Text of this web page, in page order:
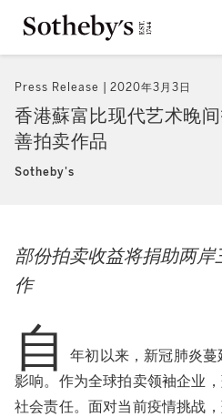
Press Release 2020年3月3日
香港蘇富比现代艺术晚
善拍卖作品
Sotheby's
部份拍卖收益将捐助两
作
自
年初以来，新冠肺炎
影响。作为全球拍卖领袖企业
社会责任。面对当前疫情挑战